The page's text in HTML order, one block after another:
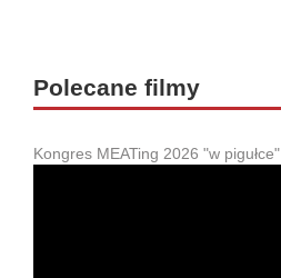
Polecane filmy
Kongres MEATing 2026 "w pigułce"